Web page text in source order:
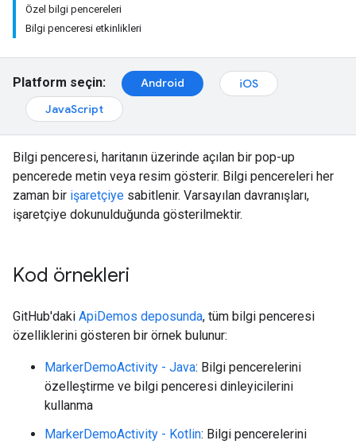
Özel bilgi pencereleri
Bilgi penceresi etkinlikleri
Platform seçin: Android
iOS
JavaScript
Bilgi penceresi, haritanın üzerinde açılan bir pop-up
pencerede metin veya resim gösterir. Bilgi pencereleri her
zaman bir işaretçiye sabitlenir. Varsayılan davranışları,
işaretçiye dokunulduğunda gösterilmektir.
Kod örnekleri
GitHub'daki ApiDemos deposunda, tüm bilgi penceresi
özelliklerini gösteren bir örnek bulunur:
MarkerDemoActivity - Java: Bilgi pencerelerini
özelleştirme ve bilgi penceresi dinleyicilerini
kullanma
MarkerDemoActivity - Kotlin: Bilgi pencerelerini